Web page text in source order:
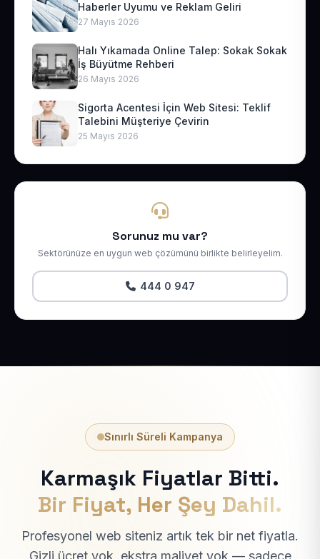
Haberler Uyumu ve Reklam Geliri
27 Mayıs 2026
Halı Yıkamada Online Talep: Sokak Sokak
İş Büyütme Rehberi
26 Mayıs 2026
Sigorta Acentesi İçin Web Sitesi: Teklif
Talebini Müşteriye Çevirin
25 Mayıs 2026
Sorunuz mu var?
Sektörünüze en uygun web çözümünü birlikte belirleyelim.
444 0 947
Sınırlı Süreli Kampanya
Karmaşık Fiyatlar Bitti.
Bir Fiyat, Her Şey Dahil.
Profesyonel web siteniz artık tek bir net fiyatla.
Gizli ücret yok, ekstra maliyet yok — sadece